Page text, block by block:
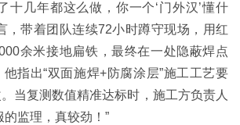
十几年都这么做，你一个‘门外汉’懂什
，带着团队连续72小时蹲守现场，用红
余米接地扁铁，最终在一处隐蔽焊点
指出“双面施焊+防腐涂层”施工工艺要
当复测数值精准达标时，施工方负责人
的监理，真较劲！”